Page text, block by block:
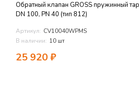
Обратный клапан GROSS пружинный
DN 100, PN 40 (тип 812)
Артикул: CV10040WPMS
В наличии: 10 шт
25 920₽